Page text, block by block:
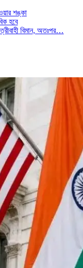
শঙ্কা
হবে
বিমান, অতঃপর…